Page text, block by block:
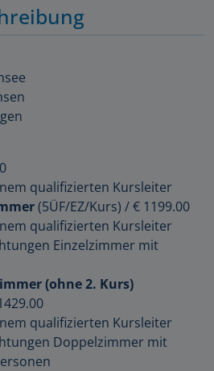
qualifizierten Kursleiter
(5ÜF/EZ/Kurs) /€ 1199.00
qualifizierten Kursleiter
Einzelzimmer mit
(ohne 2. Kurs)
qualifizierten Kursleiter
Doppelzimmer mit